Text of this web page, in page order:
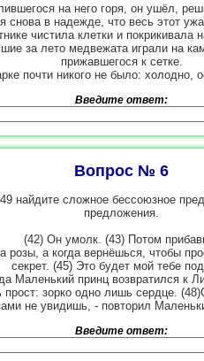
на него горя, он ушёл,
снова в надежде, что весь этот
чистила клетки и
за лето медвежата играли на
прижавшегося к сетке.
почти никого не было: холодно,
Введите ответ:
Вопрос № 6
найдите сложное бессоюзное
предложения.
(42) Он умолк. (43) Потом
розы, а когда вернёшься, чтобы
секрет. (45) Это будет мой тебе
Маленький принц возвратился к
прост: зорко одно лишь сердце.
не увидишь, - повторил
Введите ответ: